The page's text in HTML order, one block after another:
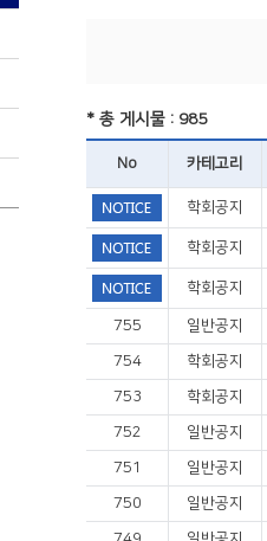
최신VOD
* 총 게시물 : 985
No 카테고리
학회공지
학회공지
학회공지
755 일반공지
754 학회공지
753 학회공지
752 일반공지
751 일반공지
750 일반공지